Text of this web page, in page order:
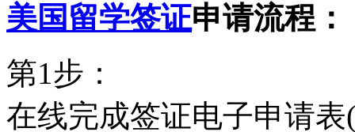
美国留学签证申请流程：
第1步：
在线完成签证电子申请表